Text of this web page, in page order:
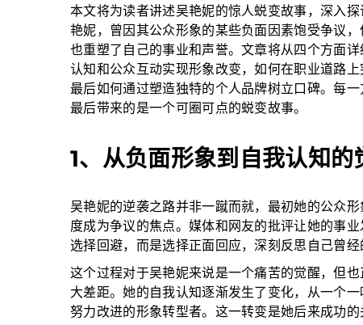
本文将为读者讲述吴艳妮的惊人蜕变故事，深入
艳妮，曾因其公众形象的某些负面因素饱受争议
也重塑了自己的事业和声誉。文章将从四个方面
认知和公众互动实现形象改变，如何在职业道路
最后如何通过塑造独特的个人品牌树立口碑。每
最后带来的是一个可圈可点的蜕变故事。
1、从负面形象到自我认知的
吴艳妮的逆袭之路并非一蹴而就，最初她的公众
度成为争议的焦点。媒体和网友的批评让她的事
选择回避，而是选择正面回应，深刻反思自己曾经
这个过程对于吴艳妮来说是一个痛苦的觉醒，但
大差距。她的自我认知逐渐发生了变化，从一个
努力改进的形象转型者。这一转变是她后来成功的